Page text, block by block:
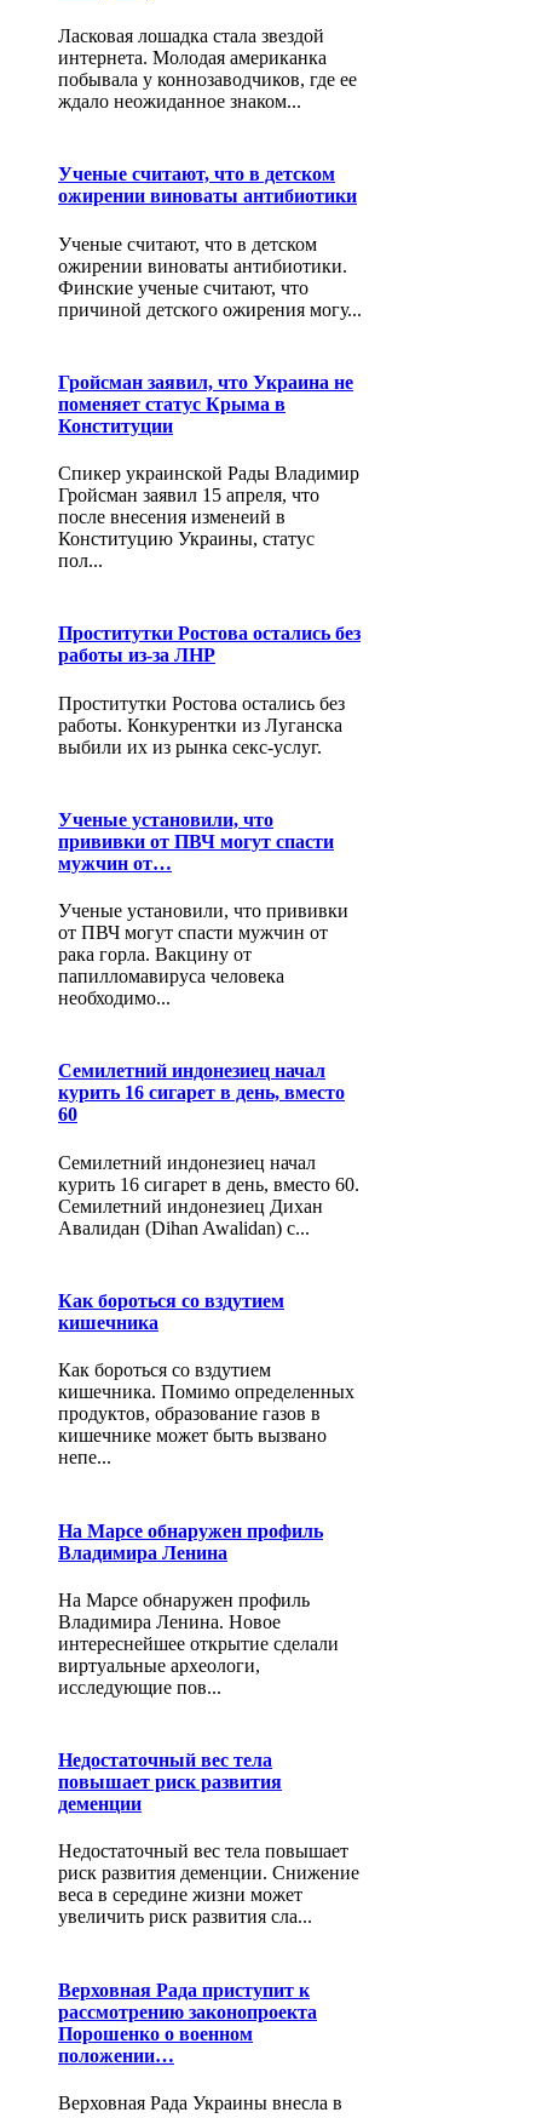
Ласковая лошадка стала звездой
интернета. Молодая американка
побывала у коннозаводчиков, где ее
ждало неожиданное знаком...
Ученые считают, что в детском
ожирении виноваты антибиотики
Ученые считают, что в детском
ожирении виноваты антибиотики.
Финские ученые считают, что
причиной детского ожирения могу...
Гройсман заявил, что Украина не
поменяет статус Крыма в
Конституции
Спикер украинской Рады Владимир
Гройсман заявил 15 апреля, что
после внесения изменеий в
Конституцию Украины, статус
пол...
Проститутки Ростова остались без
работы из-за ЛНР
Проститутки Ростова остались без
работы. Конкурентки из Луганска
выбили их из рынка секс-услуг.
Ученые установили, что
прививки от ПВЧ могут спасти
мужчин от…
Ученые установили, что прививки
от ПВЧ могут спасти мужчин от
рака горла. Вакцину от
папилломавируса человека
необходимо...
Семилетний индонезиец начал
курить 16 сигарет в день, вместо
60
Семилетний индонезиец начал
курить 16 сигарет в день, вместо 60.
Семилетний индонезиец Дихан
Авалидан (Dihan Awalidan) с...
Как бороться со вздутием
кишечника
Как бороться со вздутием
кишечника. Помимо определенных
продуктов, образование газов в
кишечнике может быть вызвано
непе...
На Марсе обнаружен профиль
Владимира Ленина
На Марсе обнаружен профиль
Владимира Ленина. Новое
интереснейшее открытие сделали
виртуальные археологи,
исследующие пов...
Недостаточный вес тела
повышает риск развития
деменции
Недостаточный вес тела повышает
риск развития деменции. Снижение
веса в середине жизни может
увеличить риск развития сла...
Верховная Рада приступит к
рассмотрению законопроекта
Порошенко о военном
положении…
Верховная Рада Украины внесла в